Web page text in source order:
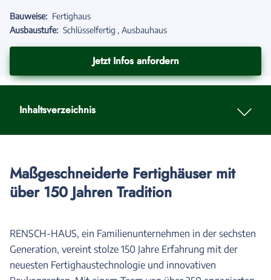
Bauweise: Fertighaus
Ausbaustufe: Schlüsselfertig Ausbauhaus
Jetzt Infos anfordern
Inhaltsverzeichnis
Maßgeschneiderte Fertighäuser mit
über 150 Jahren Tradition
RENSCH-HAUS, ein Familienunternehmen in der sechsten
Generation, vereint stolze 150 Jahre Erfahrung mit der
neuesten Fertighaustechnologie und innovativen